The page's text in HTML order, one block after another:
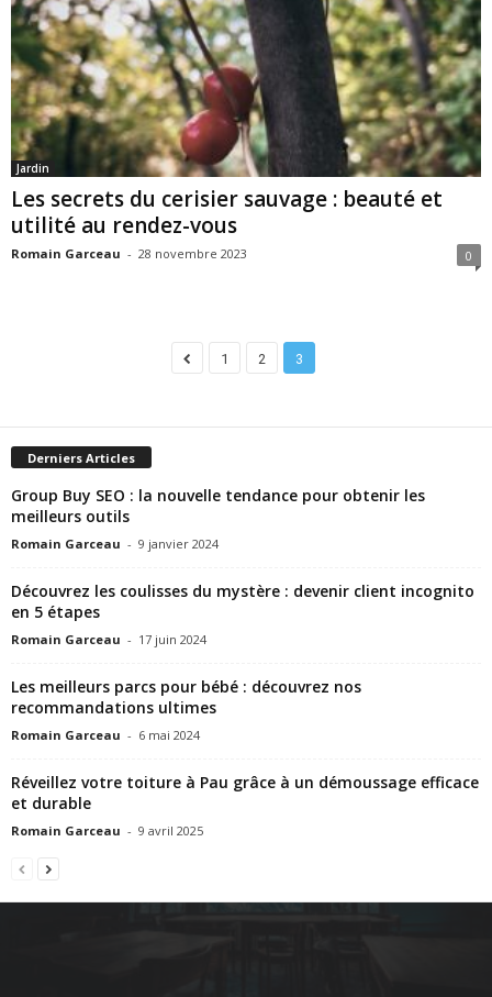
Jardin
Les secrets du cerisier sauvage : beauté et
utilité au rendez-vous
Romain Garceau - 28 novembre 2023 0
1 2 3
Derniers Articles
Group Buy SEO : la nouvelle tendance pour obtenir les
meilleurs outils
Romain Garceau - 9 janvier 2024
Découvrez les coulisses du mystère : devenir client incognito
en 5 étapes
Romain Garceau - 17 juin 2024
Les meilleurs parcs pour bébé : découvrez nos
recommandations ultimes
Romain Garceau - 6 mai 2024
Réveillez votre toiture à Pau grâce à un démoussage efficace
et durable
Romain Garceau - 9 avril 2025